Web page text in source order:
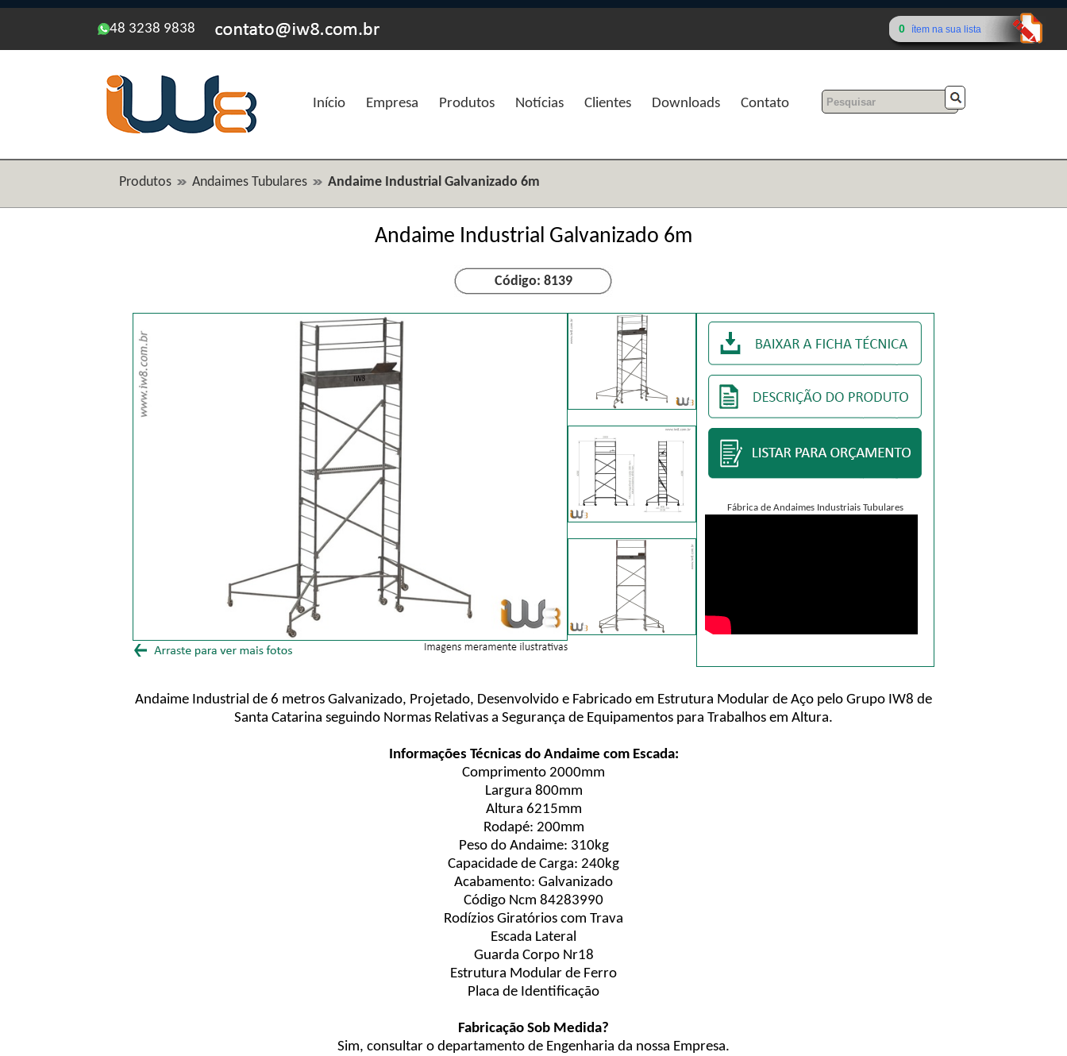
48 3238 9838 0 ítem na sua lista
Início Empresa Produtos Notícias Clientes Downloads Contato
Produtos Andaimes Tubulares Andaime Industrial Galvanizado 6m
Andaime Industrial Galvanizado 6m
Código: 8139
Fábrica de Andaimes Industriais Tubulares
Andaime Industrial de 6 metros Galvanizado, Projetado, Desenvolvido e Fabricado em Estrutura Modular de Aço pelo Grupo IW8 de
Santa Catarina seguindo Normas Relativas a Segurança de Equipamentos para Trabalhos em Altura.
Informações Técnicas do Andaime com Escada:
Comprimento 2000mm
Largura 800mm
Altura 6215mm
Rodapé: 200mm
Peso do Andaime: 310kg
Capacidade de Carga: 240kg
Acabamento: Galvanizado
Código Ncm 84283990
Rodízios Giratórios com Trava
Escada Lateral
Guarda Corpo Nr18
Estrutura Modular de Ferro
Placa de Identificação
Fabricação Sob Medida?
Sim, consultar o departamento de Engenharia da nossa Empresa.